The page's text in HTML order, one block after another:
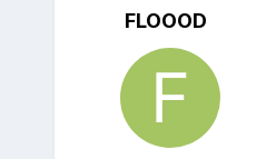
FLOOOD